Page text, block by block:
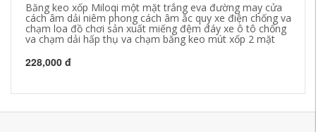
Băng keo xốp Miloqi một mặt trắng eva đường may cửa
cách âm dải niêm phong cách âm ắc quy xe điện chống va
chạm loa đồ chơi sản xuất miếng đệm đáy xe ô tô chống
va chạm dải hấp thụ va chạm băng keo mút xốp 2 mặt
228,000 đ